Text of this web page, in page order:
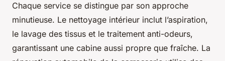
Chaque service se distingue par son approche
minutieuse. Le nettoyage intérieur inclut l’aspiration,
le lavage des tissus et le traitement anti-odeurs,
garantissant une cabine aussi propre que fraîche. La